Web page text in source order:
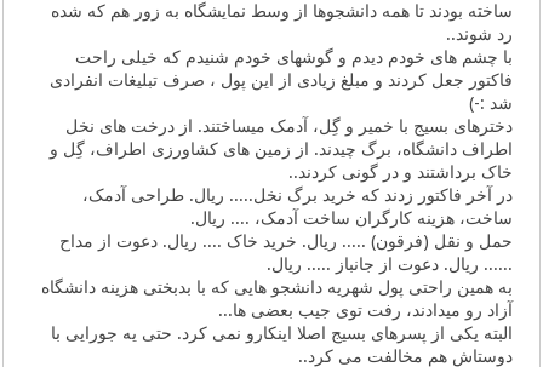
ساخته بودند تا همه دانشجوها از وسط نمایشگاه به زور هم که شده
رد شوند..
با چشم های خودم دیدم و گوشهای خودم شنیدم که خیلی راحت
فاکتور جعل کردند و مبلغ زیادی از این پول ، صرف تبلیغات انفرادی
شد :-)
دخترهای بسیج با خمیر و گِل، آدمک میساختند. از درخت های نخل
اطراف دانشگاه، برگ چیدند. از زمین های کشاورزی اطراف، گِل و
خاک برداشتند و در گونی کردند..
در آخر فاکتور زدند که خرید برگ نخل..... ریال. طراحی آدمک،
ساخت، هزینه کارگران ساخت آدمک، .... ریال.
حمل و نقل (فرقون) ..... ریال. خرید خاک .... ریال. دعوت از مداح
...... ریال. دعوت از جانباز ..... ریال.
به همین راحتی پول شهریه دانشجو هایی که با بدبختی هزینه دانشگاه
آزاد رو میدادند، رفت توی جیب بعضی ها...
البته یکی از پسرهای بسیج اصلا اینکارو نمی کرد. حتی یه جورایی با
دوستاش هم مخالفت می کرد..